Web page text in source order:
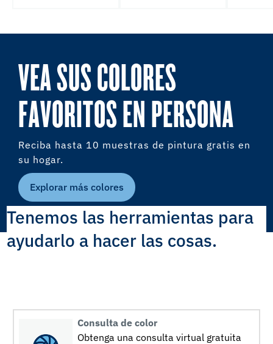
VEA SUS COLORES
FAVORITOS EN PERSONA
Reciba hasta 10 muestras de pintura gratis en
su hogar.
Explorar más colores
Tenemos las herramientas para
ayudarlo a hacer las cosas.
Consulta de color
Obtenga una consulta virtual gratuita